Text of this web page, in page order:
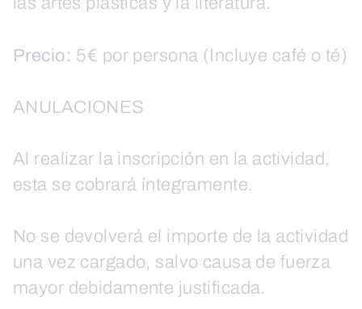
Precio: 5€ por persona (Incluye café o té)
ANULACIONES
Al realizar la inscripción en la actividad,
esta se cobrará íntegramente.
No se devolverá el importe de la actividad
una vez cargado, salvo causa de fuerza
mayor debidamente justificada.